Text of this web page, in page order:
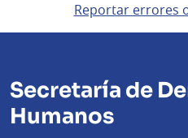
Reportar errores
Secretaría de
Humanos